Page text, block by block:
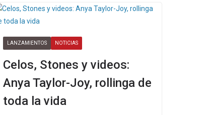
LANZAMIENTOS NOTICIAS
Celos, Stones y videos:
Anya Taylor-Joy, rollinga de
toda la vida